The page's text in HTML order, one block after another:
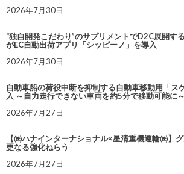
2026年7月30日
“独自開発こだわり”のサプリメントでD2C展開す
がEC自動出荷アプリ「シッピーノ」を導入
2026年7月30日
自動車船の荷役中断を抑制する自動車移動用「ス
入 ～自力走行できない車両を約5分で移動可能に～
2026年7月27日
【㈱ハナインターナショナル×星清重機運輸㈱】
更なる強化ねらう
2026年7月27日